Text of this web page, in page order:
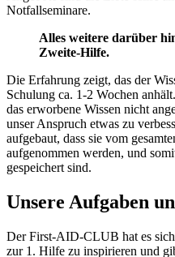
Notfallseminare.
Alles weitere darüber
Zweite-Hilfe.
Die Erfahrung zeigt, das der
Schulung ca. 1-2 Wochen
das erworbene Wissen nicht
unser Anspruch etwas zu
aufgebaut, dass sie vom
aufgenommen werden, und
gespeichert sind.
Unsere Aufgaben
Der First-AID-CLUB hat es
zur 1. Hilfe zu inspirieren und